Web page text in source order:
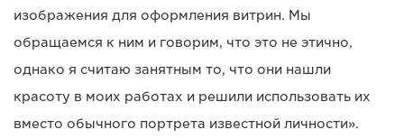
изображения для оформления витрин. Мы
обращаемся к ним и говорим, что это не этично,
однако я считаю занятным то, что они нашли
красоту в моих работах и решили использовать их
вместо обычного портрета известной личности».